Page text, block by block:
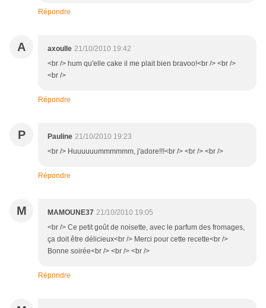
Répondre
A axoulle 21/10/2010 19:42
<br /> hum qu'elle cake il me plait bien bravoo!<br /> <br />
<br />
Répondre
P Pauline 21/10/2010 19:23
<br /> Huuuuuummmmmm, j'adore!!!<br /> <br /> <br />
Répondre
M MAMOUNE37 21/10/2010 19:05
<br /> Ce petit goût de noisette, avec le parfum des fromages,
ça doit être délicieux<br /> Merci pour cette recette<br />
Bonne soirée<br /> <br /> <br />
Répondre